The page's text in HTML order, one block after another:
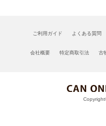
ご利用ガイド よくある質問
会社概要 特定商取引法 古